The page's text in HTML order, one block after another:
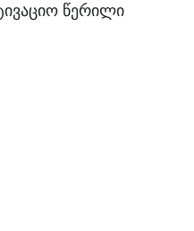
წერილი